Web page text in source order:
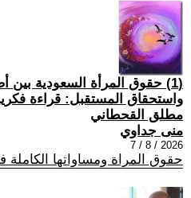
(1) حقوق المرأة السعودية بين
واستحقاق المستقبل: قراءة
مطلق القحطاني
منى جداوي
2026 / 8 / 7
حقوق المراة ومساواتها الكاملة